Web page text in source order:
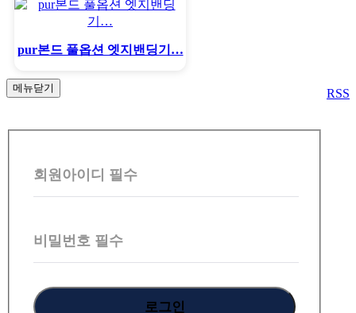
pur본드 풀옵션 엣지밴딩기…
RSS
메뉴닫기
회
회원아이디 필수
비밀번호 필수